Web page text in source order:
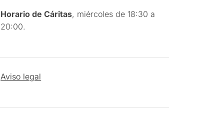
Horario de Cáritas, miércoles de 18:30 a
20:00.
Aviso legal